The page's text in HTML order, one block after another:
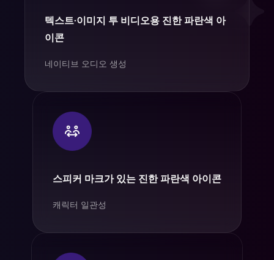
텍스트·이미지 투 비디오용 진한 파란색 아
이콘
네이티브 오디오 생성
스피커 마크가 있는 진한 파란색 아이콘
캐릭터 일관성